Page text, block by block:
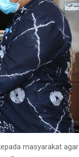
masyarakat agar